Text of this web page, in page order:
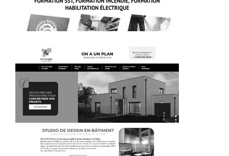
~384€/mois économisés d'annonces commerciales